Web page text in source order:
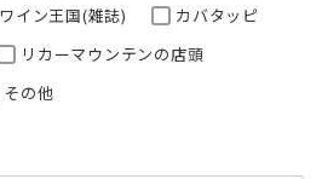
ワイン王国(雑誌)
カバタッピ
リカーマウンテンの店頭
その他